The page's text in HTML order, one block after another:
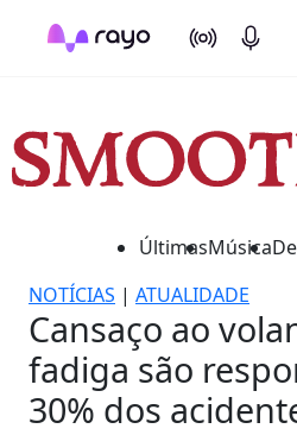
On Air
ÚltimasMúsica
NOTÍCIAS | ATUALIDADE
Cansaço ao
fadiga são
30% dos